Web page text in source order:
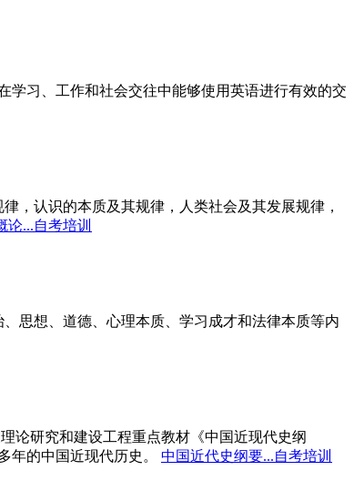
学习、工作和社会交往中能够使用英语进行有效的交
，认识的本质及其规律，人类社会及其发展规律，
论...自考培训
思想、道德、心理本质、学习成才和法律本质等内
论研究和建设工程重点教材《中国近现代史纲
年的中国近现代历史。
中国近代史纲要...自考培训